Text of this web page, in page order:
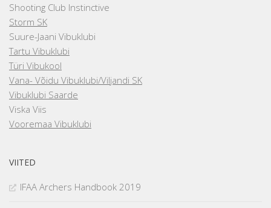
Shooting Club Instinctive
Storm SK
Suure-Jaani Vibuklubi
Tartu Vibuklubi
Türi Vibukool
Vana- Võidu Vibuklubi/Viljandi SK
Vibuklubi Saarde
Viska Viis
Vooremaa Vibuklubi
VIITED
IFAA Archers Handbook 2019